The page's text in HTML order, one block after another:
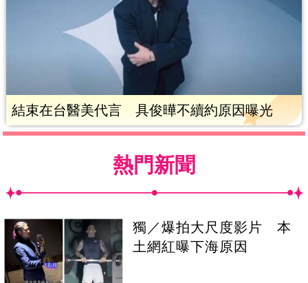
結束在台醫美代言 具俊曄不續約原因曝光
熱門新聞
獨／爆拍大尺度影片 本
土網紅曝下海原因